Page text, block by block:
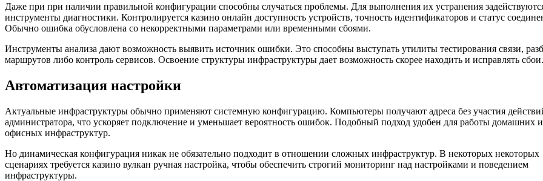
Даже при при наличии правильной конфигурации способны случаться проблемы. Для выполнения их устранения
инструменты диагностики. Контролируется казино онлайн доступность устройств, точность идентификаторов и статус
Обычно ошибка обусловлена со некорректными параметрами или временными сбоями.
Инструменты анализа дают возможность выявить источник ошибки. Это способны выступать утилиты тестирования связи,
маршрутов либо контроль сервисов. Освоение структуры инфраструктуры дает возможность скорее находить и исправлять сбои.
Автоматизация настройки
Актуальные инфраструктуры обычно применяют системную конфигурацию. Компьютеры получают адреса без участия
администратора, что ускоряет подключение и уменьшает вероятность ошибок. Подобный подход удобен для работы домашних и
офисных инфраструктур.
Но динамическая конфигурация никак не обязательно подходит в отношении сложных инфраструктур. В некоторых некоторых
сценариях требуется казино вулкан ручная настройка, чтобы обеспечить строгий мониторинг над настройками и поведением
инфраструктуры.